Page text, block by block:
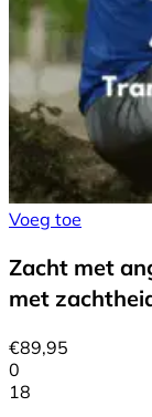
Voeg toe
Zacht met
met
€89,95
0
18